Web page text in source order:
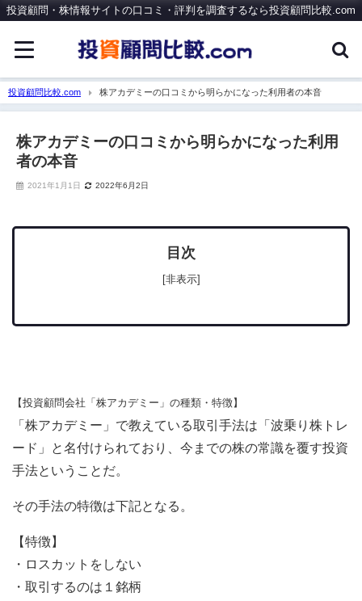
投資顧問・株情報サイトの口コミ・評判を調査するなら投資顧問比較.com
投資顧問比較.com 株アカデミーの口コミから明らかになった利用者の本音
株アカデミーの口コミから明らかになった利用
者の本音
2021年1月1日 2022年6月2日
目次
[非表示]
【投資顧問会社「株アカデミー」の種類・特徴】
「株アカデミー」で教えている取引手法は「波乗り株トレ
ード」と名付けられており、今までの株の常識を覆す投資
手法ということだ。
その手法の特徴は下記となる。
【特徴】
・ロスカットをしない
・取引するのは１銘柄